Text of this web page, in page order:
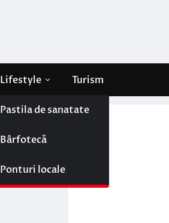
Lifestyle
Pastila de sanatate
Bârfotecă
Ponturi locale
Turism